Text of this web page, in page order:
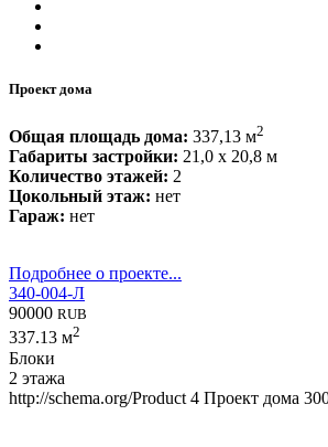
Проект дома
Общая площадь дома: 337,13 м2
Габариты застройки: 21,0 x 20,8 м
Количество этажей: 2
Цокольный этаж: нет
Гараж: нет
Подробнее о проекте...
340-004-Л
90000 RUB
337.13 м2
Блоки
2 этажа
http://schema.org/Product 4 Проект дома